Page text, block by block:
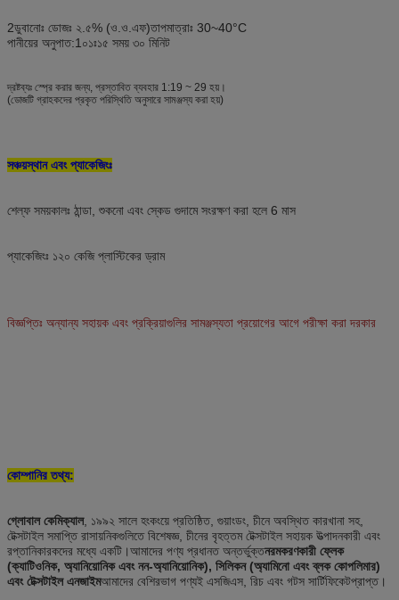
2ডুবানোঃ ডোজঃ ২.৫% (ও.ও.এফ)তাপমাত্রাঃ 30~40°C
পানীয়ের অনুপাত:1০১ঃ১৫ সময় ৩০ মিনিট
দ্রষ্টব্যঃ স্প্রে করার জন্য, প্রস্তাবিত ব্যবহার 1:19 ~ 29 হয়।
(ডোজটি গ্রাহকদের প্রকৃত পরিস্থিতি অনুসারে সামঞ্জস্য করা হয়)
সঞ্চয়স্থান এবং প্যাকেজিংঃ
শেল্ফ সময়কালঃ ঠান্ডা, শুকনো এবং স্কেড গুদামে সংরক্ষণ করা হলে 6 মাস
প্যাকেজিংঃ ১২০ কেজি প্লাস্টিকের ড্রাম
বিজ্ঞপ্তিঃ অন্যান্য সহায়ক এবং প্রক্রিয়াগুলির সামঞ্জস্যতা প্রয়োগের আগে পরীক্ষা করা দরকার
কোম্পানির তথ্য:
গ্লোবাল কেমিক্যাল, ১৯৯২ সালে হংকংয়ে প্রতিষ্ঠিত, গুয়াংডং, চীনে অবস্থিত কারখানা সহ,
টেক্সটাইল সমাপ্তি রাসায়নিকগুলিতে বিশেষজ্ঞ, চীনের বৃহত্তম টেক্সটাইল সহায়ক উত্পাদনকারী এবং
রপ্তানিকারকদের মধ্যে একটি।আমাদের পণ্য প্রধানত অন্তর্ভুক্তনরমকরণকারী ফ্লেক
(ক্যাটিওনিক, অ্যানিয়োনিক এবং নন-অ্যানিয়োনিক), সিলিকন (অ্যামিনো এবং ব্লক কোপলিমার)
এবং টেক্সটাইল এনজাইমআমাদের বেশিরভাগ পণ্যই এসজিএস, রিচ এবং গটস সার্টিফিকেটপ্রাপ্ত।